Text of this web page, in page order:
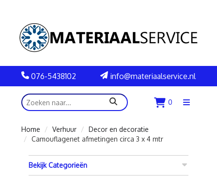
076-5438102 info@materiaalservice.nl
zoeken 0
Menu
Home
Verhuur
Decor en decoratie
Camouflagenet afmetingen circa 3 x 4 mtr
Bekijk Categorieën